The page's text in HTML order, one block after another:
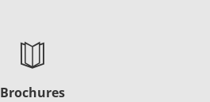
Brochures